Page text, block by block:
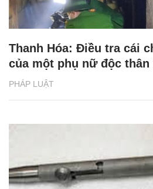
PHÁP LUẬT
Thanh Hóa: Điều tra cái
của một phụ nữ độc